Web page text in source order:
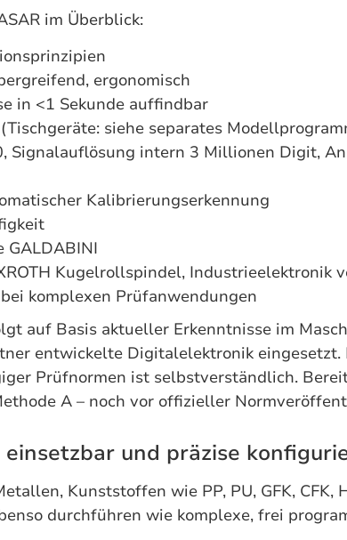
im Überblick:
ergonomisch
in <1 Sekunde auffindbar
siehe separates
Signalauflösung intern 3 Millionen Digit,
Kalibrierungserkennung
GALDABINI
Kugelrollspindel, Industrieelektronik
komplexen Prüfanwendungen
auf Basis aktueller Erkenntnisse im
entwickelte Digitalelektronik
Prüfnormen ist selbstverständlich.
A – noch vor offizieller
und präzise
Kunststoffen wie PP, PU, GFK,
durchführen wie komplexe, frei